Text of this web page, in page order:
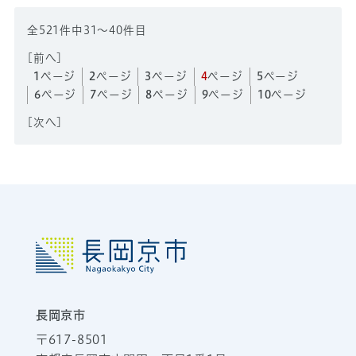
全521件中31～40件目
前へ
1 ページ 2 ページ 3 ページ 4ページ 5ページ
6ページ 7ページ 8ページ 9ページ 10ページ
次へ
長岡京市
〒617-8501